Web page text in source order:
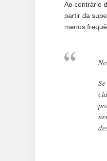
Ao contrário
partir da
menos